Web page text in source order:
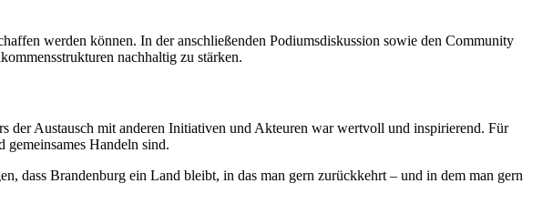
werden können. In der anschließenden Podiumsdiskussion sowie den Community
nachhaltig zu stärken.
der Austausch mit anderen Initiativen und Akteuren war wertvoll und inspirierend. Für
Handeln sind.
dass Brandenburg ein Land bleibt, in das man gern zurückkehrt – und in dem man gern